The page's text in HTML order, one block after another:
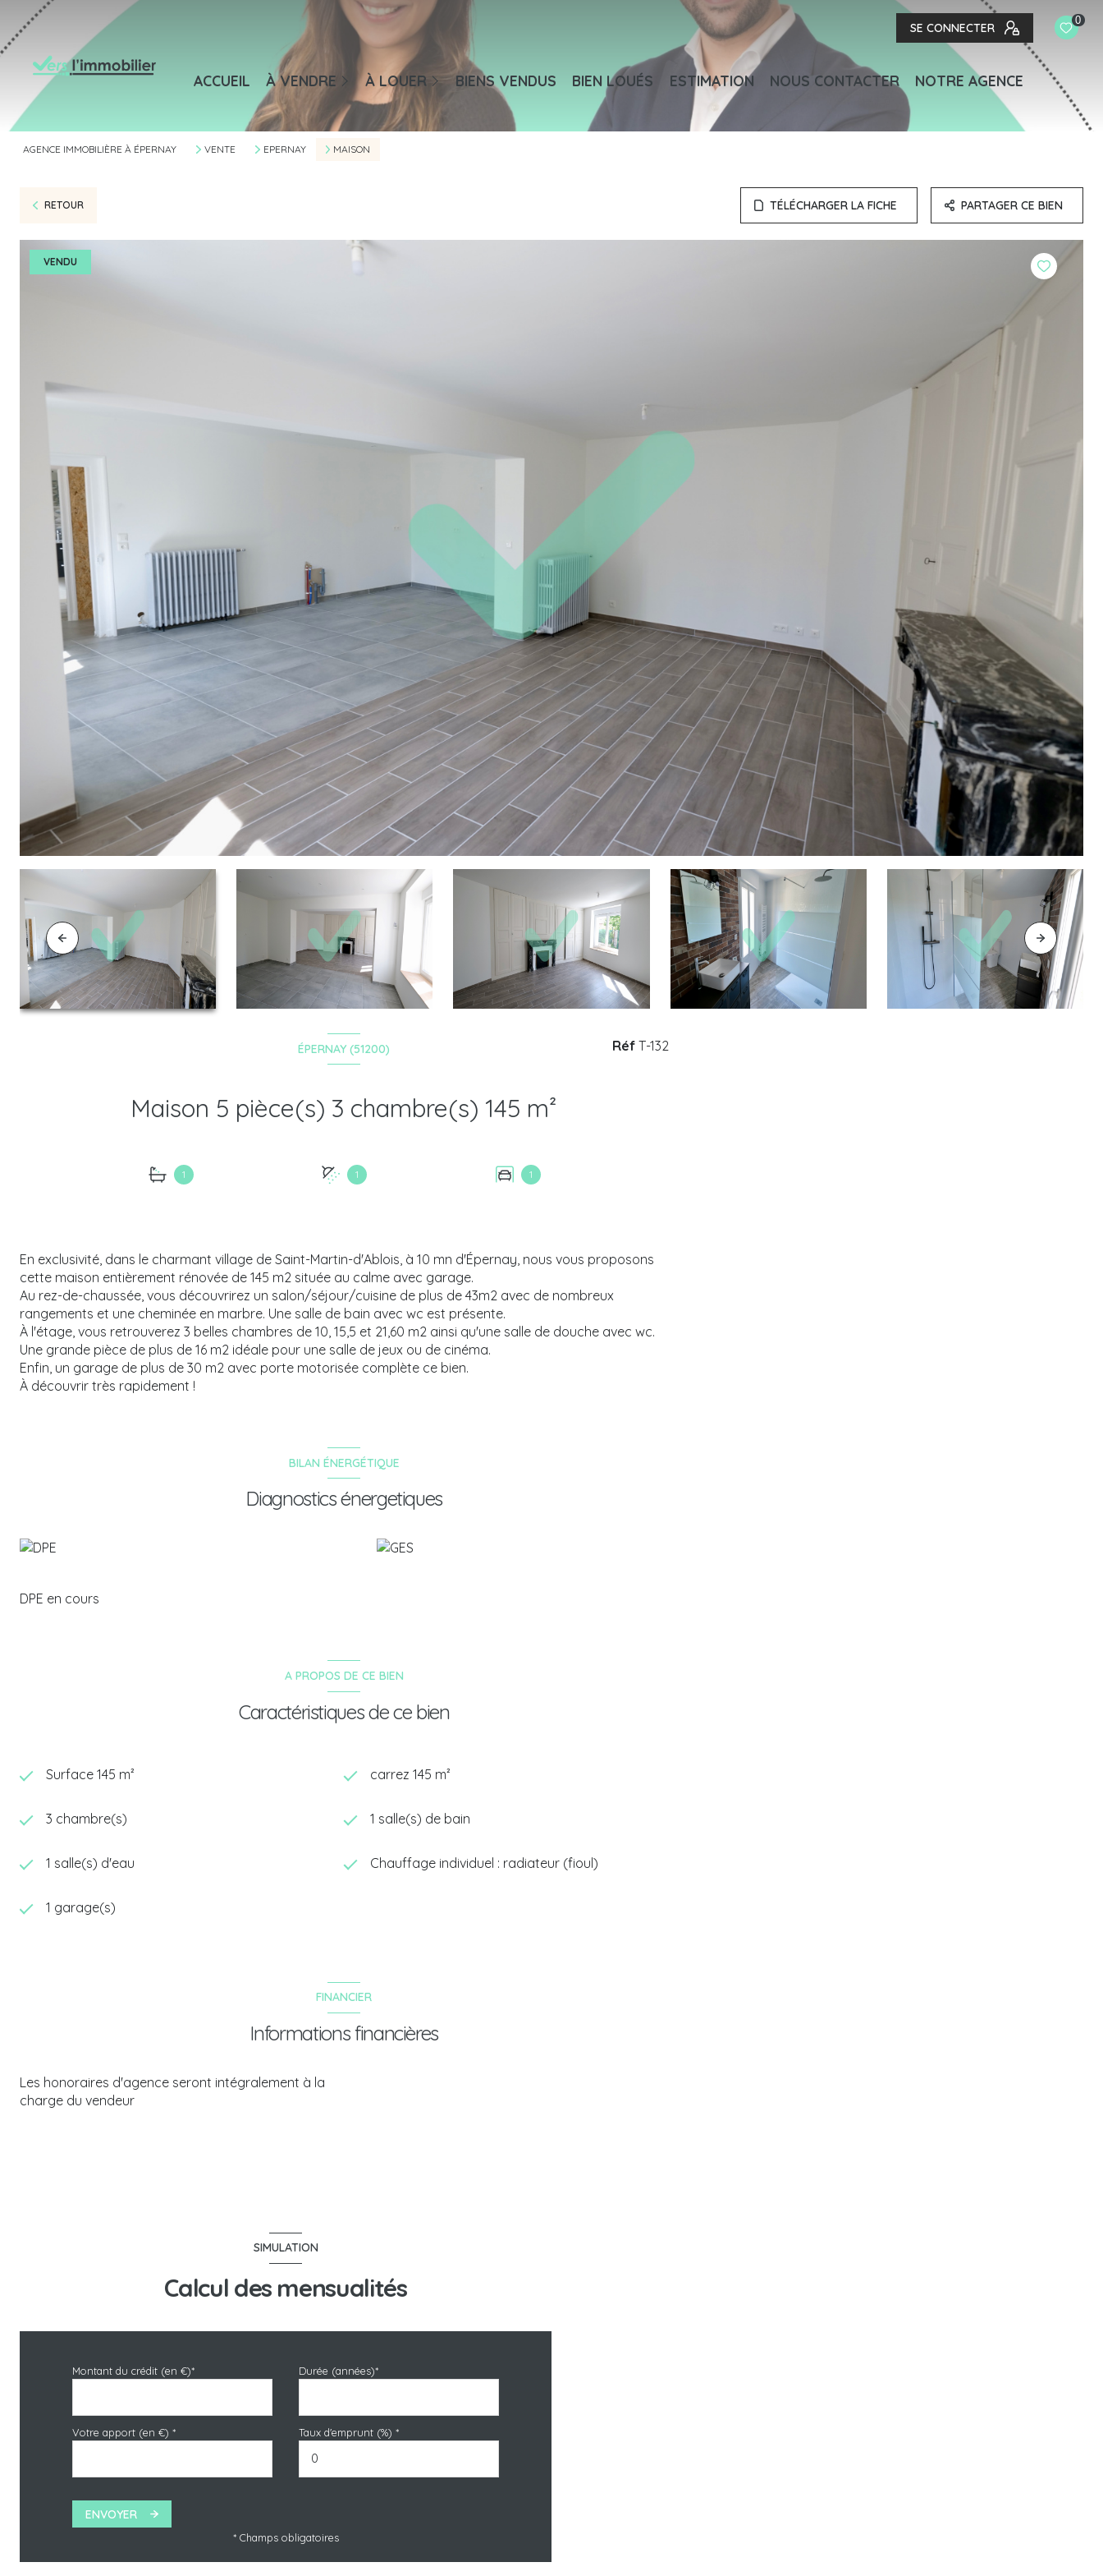
SE CONNECTER
0
ACCUEIL À VENDRE
Maisons / Villas
Appartements
Terrains
Autres
À LOUER
Maisons
Appartements
Bureaux / Commerces
BIENS VENDUS BIEN LOUÉS ESTIMATION NOUS CONTACTER NOTRE AGENCE
AGENCE IMMOBILIÈRE À ÉPERNAY VENTE EPERNAY MAISON
RETOUR TÉLÉCHARGER LA FICHE PARTAGER CE BIEN
VENDU
ÉPERNAY (51200)
Maison 5 pièce(s) 3 chambre(s) 145 m²
1 1 1
Réf T-132
En exclusivité, dans le charmant village de Saint-Martin-d'Ablois, à 10 mn d'Épernay, nous vous proposons
cette maison entièrement rénovée de 145 m2 située au calme avec garage.
Au rez-de-chaussée, vous découvrirez un salon/séjour/cuisine de plus de 43m2 avec de nombreux
rangements et une cheminée en marbre. Une salle de bain avec wc est présente.
À l'étage, vous retrouverez 3 belles chambres de 10, 15,5 et 21,60 m2 ainsi qu'une salle de douche avec wc.
Une grande pièce de plus de 16 m2 idéale pour une salle de jeux ou de cinéma.
Enfin, un garage de plus de 30 m2 avec porte motorisée complète ce bien.
À découvrir très rapidement !
BILAN ÉNERGÉTIQUE
Diagnostics énergetiques
DPE en cours
A PROPOS DE CE BIEN
Caractéristiques de ce bien
Surface 145 m² carrez 145 m²
3 chambre(s) 1 salle(s) de bain
1 salle(s) d'eau Chauffage individuel : radiateur (fioul)
1 garage(s)
FINANCIER
Informations financières
Les honoraires d'agence seront intégralement à la
charge du vendeur
SIMULATION
Calcul des mensualités
Montant du crédit (en €)* Durée (années)*
Votre apport (en €) * Taux d'emprunt (%) *
ENVOYER
* Champs obligatoires